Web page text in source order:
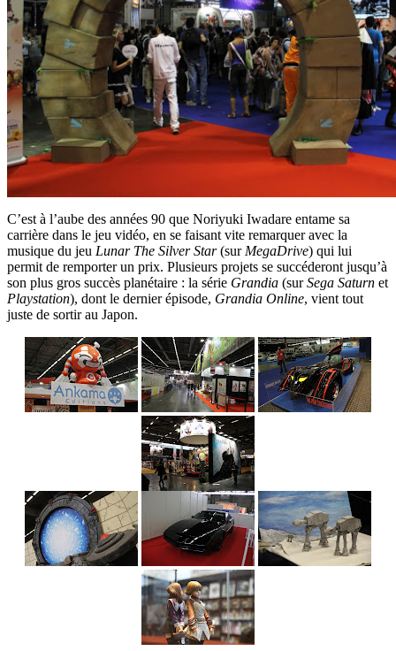
C’est à l’aube des années 90 que Noriyuki Iwadare entame sa
carrière dans le jeu vidéo, en se faisant vite remarquer avec la
musique du jeu Lunar The Silver Star(sur MegaDrive) qui lui
permit de remporter un prix. Plusieurs projets se succéderont jusqu’à
son plus gros succès planétaire : la série Grandia (surSega Saturn et
Playstation), dont le dernier épisode, Grandia Online, vient tout
juste de sortir au Japon.